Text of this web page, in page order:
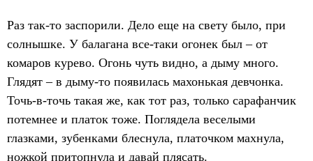
Раз так-то заспорили. Дело еще на свету было, при
солнышке. У балагана все-таки огонек был – от
комаров курево. Огонь чуть видно, а дыму много.
Глядят – в дыму-то появилась махонькая девчонка.
Точь-в-точь такая же, как тот раз, только сарафанчик
потемнее и платок тоже. Поглядела веселыми
глазками, зубенками блеснула, платочком махнула,
ножкой притопнула и давай плясать.